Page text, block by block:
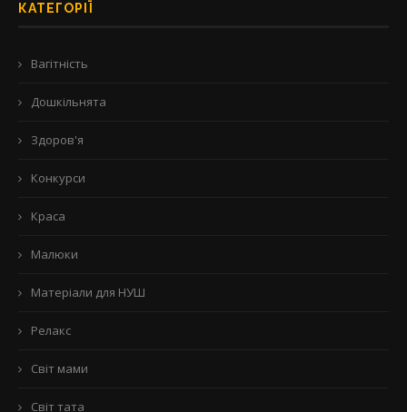
КАТЕГОРІЇ
Вагітність
Дошкільнята
Здоров'я
Конкурси
Краса
Малюки
Матеріали для НУШ
Релакс
Світ мами
Світ тата